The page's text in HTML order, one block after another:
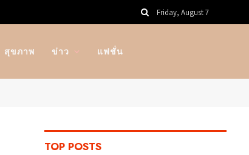
Friday, August 7
สุขภาพ ข่าว แฟชั่น
TOP POSTS